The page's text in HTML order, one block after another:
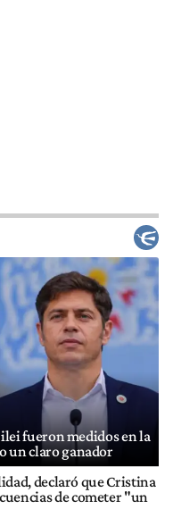
fueron medidos en la
un claro ganador
declaró que Cristina
de cometer "un